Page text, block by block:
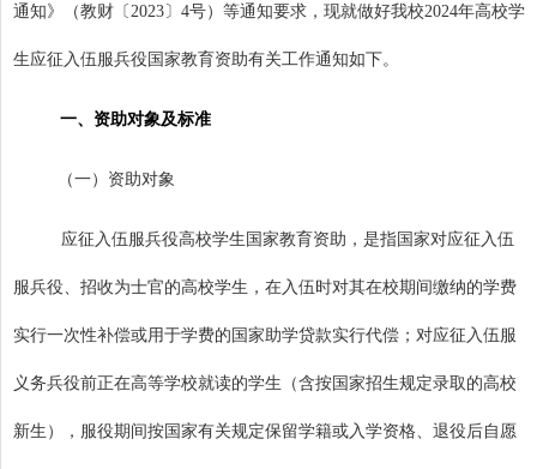
通知》（教财 〔 2023 〕 4号）等通知要求，现就做好我校2024年高校学
生应征入伍服兵役国家教育资助有关工作通知如下。
一、资助对象及标准
（一）资助对象
应征入伍服兵役高校学生国家教育资助，是指国家对应征入伍
服兵役、招收为士官的高校学生，在入伍时对其在校期间缴纳的学费
实行一次性补偿或用于学费的国家助学贷款实行代偿；对应征入伍服
义务兵役前正在高等学校就读的学生（含按国家招生规定录取的高校
新生），服役期间按国家有关规定保留学籍或入学资格、退役后自愿